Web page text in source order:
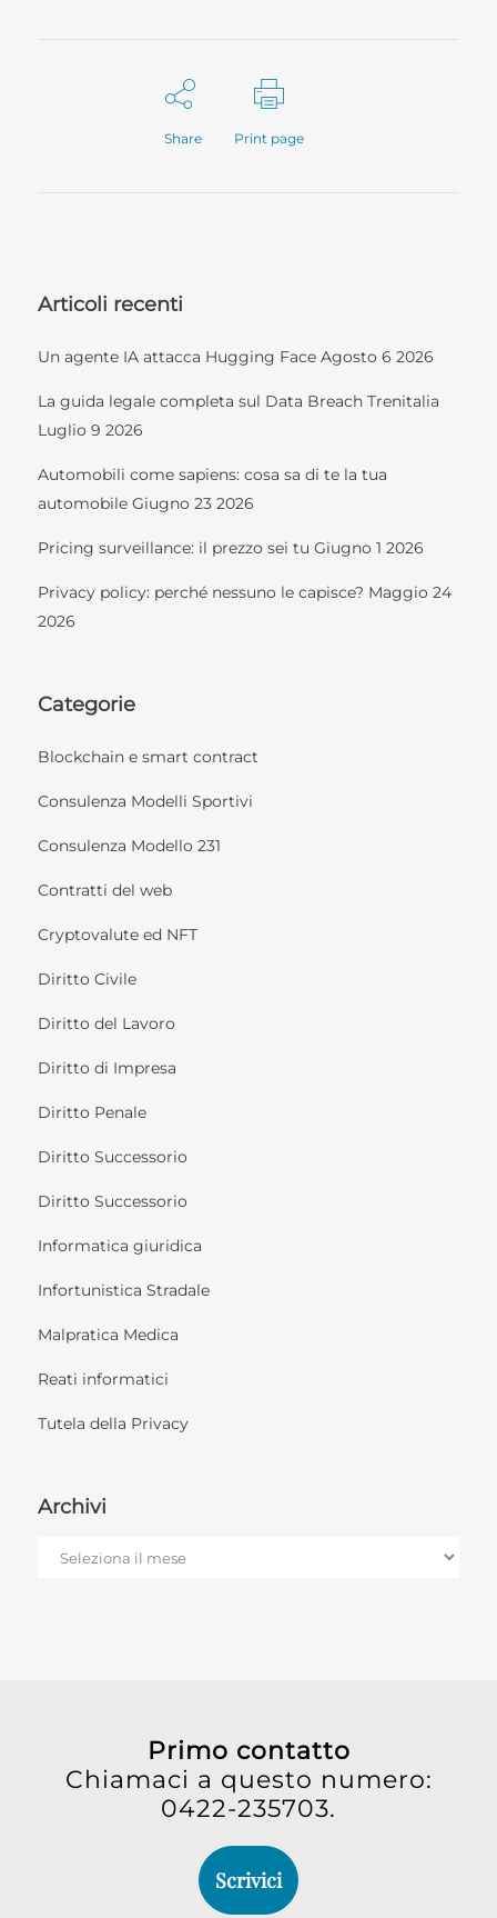
Share Print page
Articoli recenti
Un agente IA attacca Hugging Face Agosto 6 2026
La guida legale completa sul Data Breach Trenitalia
Luglio 9 2026
Automobili come sapiens: cosa sa di te la tua
automobile Giugno 23 2026
Pricing surveillance: il prezzo sei tu Giugno 1 2026
Privacy policy: perché nessuno le capisce? Maggio 24
2026
Categorie
Blockchain e smart contract
Consulenza Modelli Sportivi
Consulenza Modello 231
Contratti del web
Cryptovalute ed NFT
Diritto Civile
Diritto del Lavoro
Diritto di Impresa
Diritto Penale
Diritto Successorio
Diritto Successorio
Informatica giuridica
Infortunistica Stradale
Malpratica Medica
Reati informatici
Tutela della Privacy
Archivi
Archivi
Primo contatto
Chiamaci a questo numero:
0422-235703.
Scrivici